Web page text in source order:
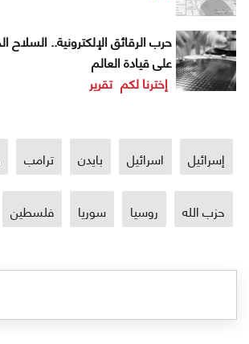
حرب الرقائق الإلكترونية..
على قيادة العالم
إخترنا لكم تقرير
إسرائيل اسرائيل بايدن ترامب
حزب الله روسيا سوريا فلسطين